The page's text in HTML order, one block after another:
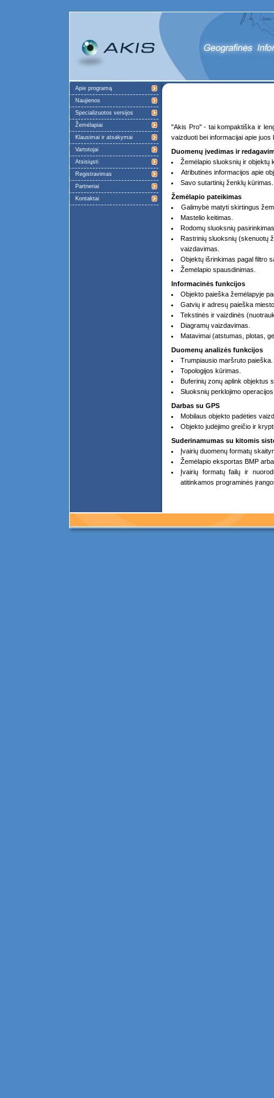
Apie programą
Naujienos
Specializuotos versijos
Žemėlapiai
Klausimai ir atsakymai
Vartotojai
Atsisiųsti
Registravimas
Partneriai
Kontaktai
"Akis Pro" - tai kompaktiška ir
vaizduoti bei informacijai apie
Duomenų įvedimas ir
Žemėlapio sluoksnių ir objektų
Atributinės informacijos apie
Savo sutartinių ženklų kūrimas.
Žemėlapio pateikimas
Galimybė matyti skirtingus
Mastelio keitimas.
Rodomų sluoksnių
Rastrinių sluoksnių (skenuotų
vaizdavimas.
Objektų išrinkimas pagal filtro
Žemėlapio spausdinimas.
Informacinės funkcijos
Objekto paieška žemėlapyje
Gatvių ir adresų paieška
Tekstinės ir vaizdinės
Diagramų vaizdavimas.
Matavimai (atstumas, plotas,
Duomenų analizės funkcijos
Trumpiausio maršruto paieška.
Topologijos kūrimas.
Buferinių zonų aplink objektus
Sluoksnių perklojimo
Darbas su GPS
Mobilaus objekto padėties
Objekto judėjimo greičio ir
Suderinamumas su kitomis
Įvairių duomenų formatų
Žemėlapio eksportas BMP
Įvairių formatų failų ir
atitinkamos programinės